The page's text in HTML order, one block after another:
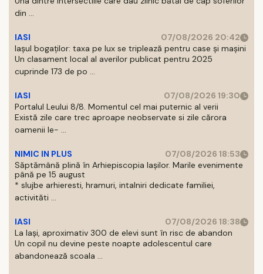
din ...
IASI
07/08/2026 20:42
Iașul bogaților: taxa pe lux se triplează pentru case și mașini
Un clasament local al averilor publicat pentru 2025
cuprinde 173 de po ...
IASI
07/08/2026 19:30
Portalul Leului 8/8. Momentul cel mai puternic al verii
Există zile care trec aproape neobservate si zile cărora
oamenii le- ...
NIMIC IN PLUS
07/08/2026 18:53
Săptămână plină în Arhiepiscopia Iașilor. Marile evenimente
până pe 15 august
* slujbe arhieresti, hramuri, intalniri dedicate familiei,
activităti ...
IASI
07/08/2026 18:38
La Iași, aproximativ 300 de elevi sunt în risc de abandon
Un copil nu devine peste noapte adolescentul care
abandonează scoala ...